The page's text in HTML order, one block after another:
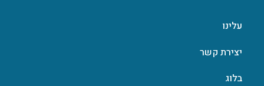
עלינו
יצירת קשר
בלוג